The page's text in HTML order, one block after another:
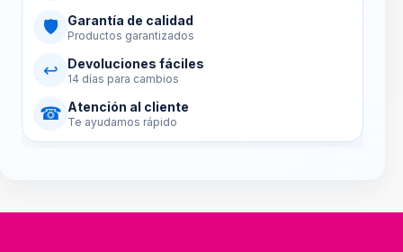
🛡 Garantía de calidad
Productos garantizados
↩ Devoluciones fáciles
14 días para cambios
☎ Atención al cliente
Te ayudamos rápido